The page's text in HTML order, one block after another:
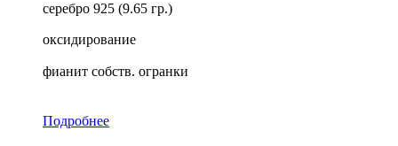
серебро 925 (9.65 гр.)
оксидирование
фианит собств. огранки
Подробнее